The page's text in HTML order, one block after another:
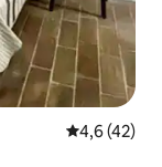
Μέση
4,6 (42)